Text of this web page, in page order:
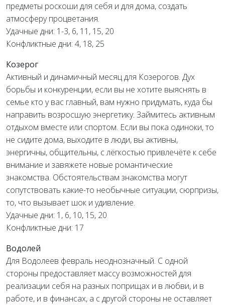
предметы роскоши для себя и для дома, создать
атмосферу процветания.
Удачные дни: 1-3, 6, 11, 15, 20
Конфликтные дни: 4, 18, 25
Козерог
Активный и динамичный месяц для Козерогов. Дух
борьбы и конкуренции, если вы не хотите выяснять в
семье кто у вас главный, вам нужно придумать, куда бы
направить возросшую энергетику. Займитесь активным
отдыхом вместе или спортом. Если вы пока одиноки, то
не сидите дома, выходите в люди, вы активны,
энергичны, общительны, с лёгкостью привлечёте к себе
внимание и завяжете новые романтические
знакомства. Обстоятельствам знакомства могут
сопутствовать какие-то необычные ситуации, сюрпризы,
то, что вызывает шок и удивление.
Удачные дни: 1, 6, 10, 15, 20
Конфликтные дни: 17
Водолей
Для Водолеев февраль неоднозначный. С одной
стороны предоставляет массу возможностей для
реализации себя на разных поприщах и в любви, и в
работе, и в финансах, а с другой стороны не оставляет